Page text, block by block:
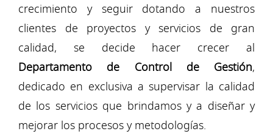
crecimiento y seguir dotando a nuestros
clientes de proyectos y servicios de gran
calidad, se decide hacer crecer al
Departamento de Control de Gestión,
dedicado en exclusiva a supervisar la calidad
de los servicios que brindamos y a diseñar y
mejorar los procesos y metodologías.